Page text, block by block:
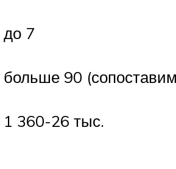
до 7
больше 90
1 360-26 тыс.